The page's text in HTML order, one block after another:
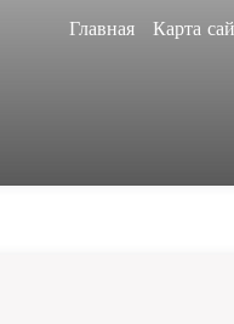
Главная Карта